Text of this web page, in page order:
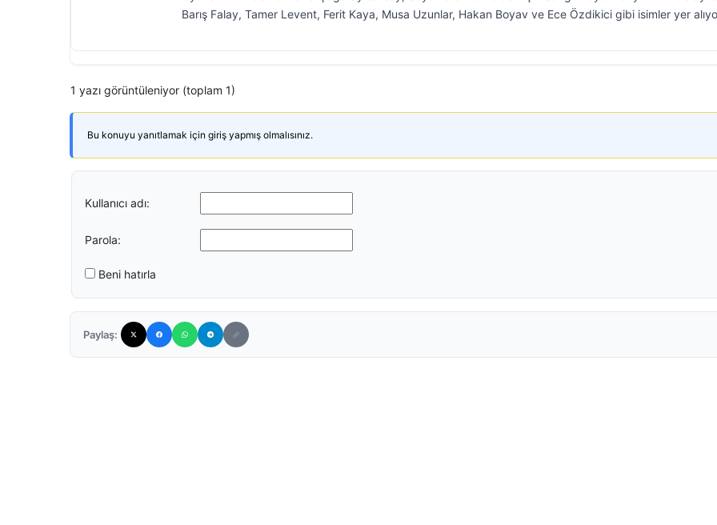
Barış Falay, Tamer Levent, Ferit Kaya, Musa Uzunlar, Hakan Boyav ve Ece Özdikici gibi isimler yer
1 yazı görüntüleniyor (toplam 1)
Bu konuyu yanıtlamak için giriş yapmış olmalısınız.
Kullanıcı adı:
Parola:
Beni hatırla
Paylaş: